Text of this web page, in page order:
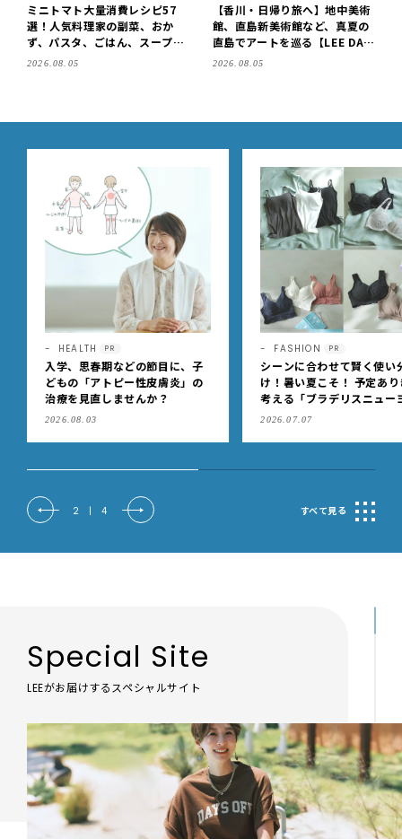
ミニトマト大量消費レシピ57
選！人気料理家の副菜、おか
ず、パスタ、ごはん、スープま
で【保存版】
2026.08.05
【香川・日帰り旅へ】地中美術
館、直島新美術館など、真夏の
直島でアートを巡る【LEE DAY
S club ミワコ】
2026.08.05
HEALTH PR
入学、思春期などの節目に、子
どもの「アトピー性皮膚炎」の
治療を見直しませんか？
2026.08.03
FASHION PR
シーンに合わせて賢く使い
け！暑い夏こそ！ 予定あ
考える「ブラデリスニュー
ク」の快適ブラジャー
2026.07.07
2 | 4 すべて見る
Special Site
LEEがお届けするスペシャルサイト